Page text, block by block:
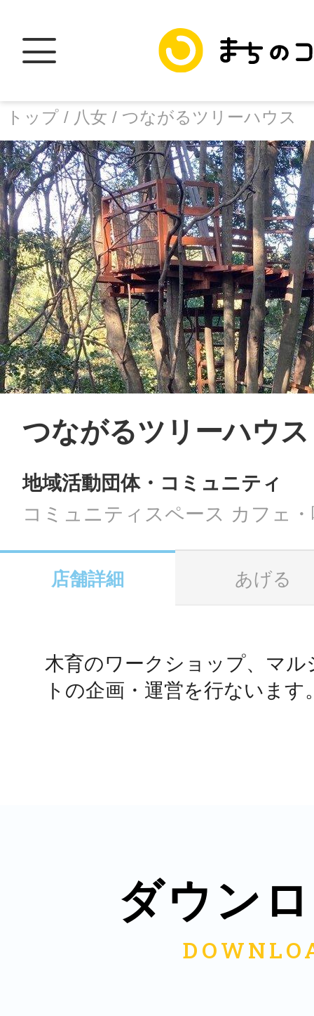
トップ / 八女 / つながるツリーハウス
facebook
X
LINE
SMS
メール
URLをコピー
つながるツリーハウス
地域活動団体・コミュニティ
コミュニティスペース カフェ
店舗詳細 あげる
木育のワークショップ、マ
トの企画・運営を行ないます
ダウン
トップ
加盟スポットに
地域に導入を
地域ごとの
智頭
鴻巣
秋葉原